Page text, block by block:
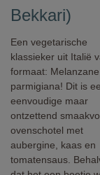
Bekkari)
Een vegetarische
klassieker uit Italië
formaat:
parmigiana! Dit is
eenvoudige maar
ontzettend
ovenschotel met
aubergine, kaas en
tomatensaus.